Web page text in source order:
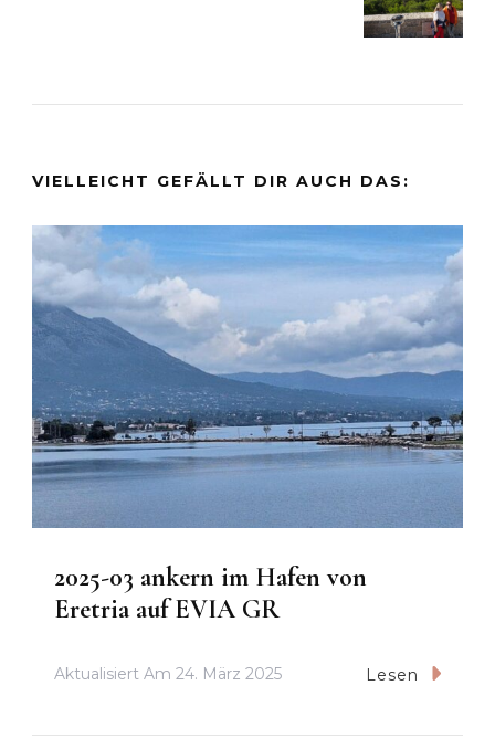
VIELLEICHT GEFÄLLT DIR AUCH DAS:
2025-03 ankern im Hafen von
Eretria auf EVIA GR
Aktualisiert Am 24. März 2025 Lesen